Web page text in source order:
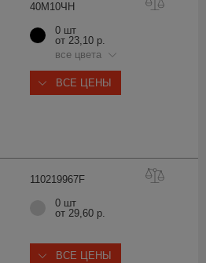
40М10ЧН
0 шт
от 23,10 р.
все цвета
ВСЕ ЦЕНЫ
110219967F
0 шт
от 29,60 р.
ВСЕ ЦЕНЫ